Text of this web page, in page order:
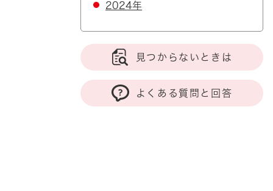
2024年
見つからないときは
よくある質問と回答